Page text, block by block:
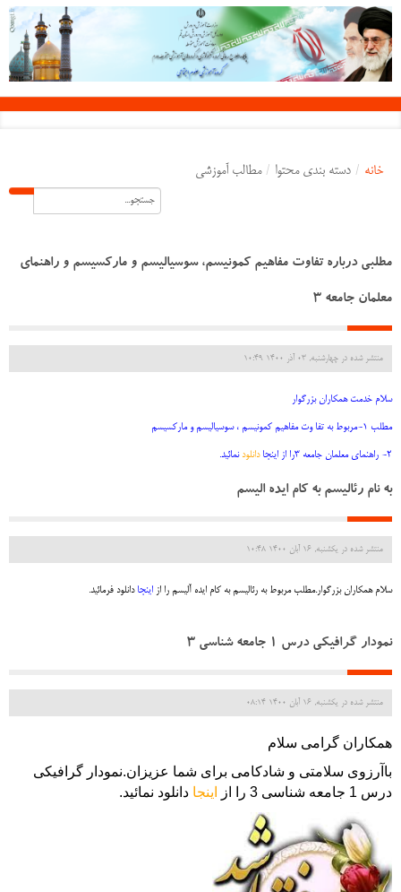
خانه / دسته بندی محتوا / مطالب آموزشی
مطلبی درباره تفاوت مفاهیم کمونیسم، سوسیالیسم و مارکسیسم و راهنمای
معلمان جامعه 3
منتشر شده در چهارشنبه, 03 آذر 1400 10:49
سلام خدمت همکاران بزرگوار
مطلب 1-مربوط به تفا وت مفاهیم کمونیسم ، سوسیالیسم و مارکسیسم
2- راهنمای معلمان جامعه 3را از اینجا دانلود نمائید.
به نام رئالیسم به کام ایده الیسم
منتشر شده در یکشنبه, 16 آبان 1400 10:48
سلام همکاران بزرگوار.مطلب مربوط به رئالیسم به کام ایده آلیسم را از اینجا دانلود فرمائید.
نمودار گرافیکی درس 1 جامعه شناسی 3
منتشر شده در یکشنبه, 16 آبان 1400 08:14
همکاران گرامی سلام
باآرزوی سلامتی و شادکامی برای شما عزیزان.نمودار گرافیکی
درس 1 جامعه شناسی 3 را از
اینجا دانلود نمائید.